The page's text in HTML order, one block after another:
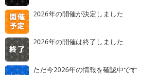
2026年の開催が決定しました
2026年の開催は終了しました
ただ今2026年の情報を確認中です